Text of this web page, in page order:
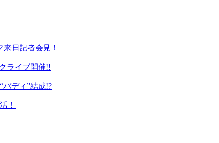
日記者会見！
ライブ開催!!
ディ”結成!?
！